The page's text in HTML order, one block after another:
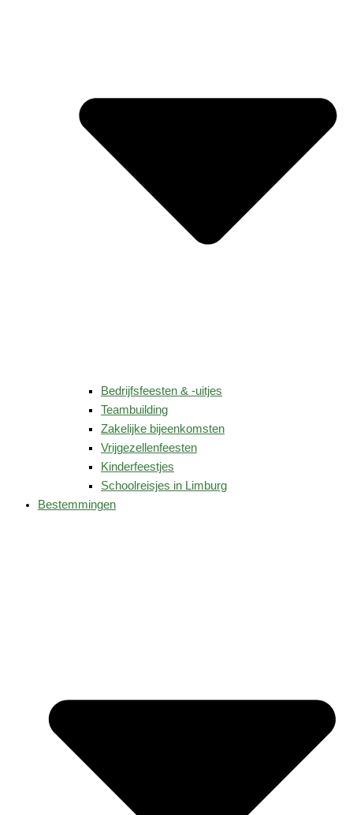
Bedrijfsfeesten & -uitjes
Teambuilding
Zakelijke bijeenkomsten
Vrijgezellenfeesten
Kinderfeestjes
Schoolreisjes in Limburg
Bestemmingen